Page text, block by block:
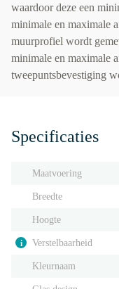
waardoor deze een
minimale en maximale
muurprofiel wordt
minimale en maximale
tweepuntsbevestiging
Specificaties
Maatvoering
Breedte
Hoogte
i Verstelbaarheid
Kleurnaam